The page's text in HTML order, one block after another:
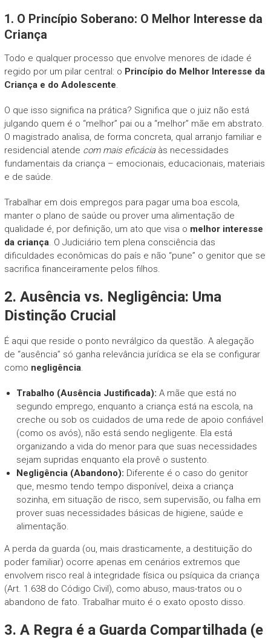
1. O Princípio Soberano: O Melhor Interesse da
Criança
Todo e qualquer processo que envolve menores de idade é
regido por um pilar central: o Princípio do Melhor Interesse da
Criança e do Adolescente.
O que isso significa na prática? Significa que o juiz não está
julgando quem é o “melhor” pai ou a “melhor” mãe em abstrato.
O magistrado analisa, de forma concreta, qual arranjo familiar e
residencial atende com mais eficáciaàs necessidades
fundamentais da criança – emocionais, educacionais, materiais
e de saúde.
Trabalhar em dois empregos para pagar uma boa escola,
manter o plano de saúde ou prover uma alimentação de
qualidade é, por definição, um ato que visa o melhor interesse
da criança. O Judiciário tem plena consciência das
dificuldades econômicas do país e não “pune” o genitor que se
sacrifica financeiramente pelos filhos.
2. Ausência vs. Negligência: Uma
Distinção Crucial
É aqui que reside o ponto nevrálgico da questão. A alegação
de “ausência” só ganha relevância jurídica se ela se configurar
como negligência.
Trabalho (Ausência Justificada): A mãe que está no
segundo emprego, enquanto a criança está na escola, na
creche ou sob os cuidados de uma rede de apoio confiável
(como os avós), não está sendo negligente. Ela está
organizando a vida do menor para que suas necessidades
sejam supridas enquanto ela provê o sustento.
Negligência (Abandono): Diferente é o caso do genitor
que, mesmo tendo tempo disponível, deixa a criança
sozinha, em situação de risco, sem supervisão, ou falha em
prover suas necessidades básicas de higiene, saúde e
alimentação.
A perda da guarda (ou, mais drasticamente, a destituição do
poder familiar) ocorre apenas em cenários extremos que
envolvem risco real à integridade física ou psíquica da criança
(Art. 1.638 do Código Civil), como abuso, maus-tratos ou o
abandono de fato. Trabalhar muito é o exato oposto disso.
3. A Regra é a Guarda Compartilhada (e